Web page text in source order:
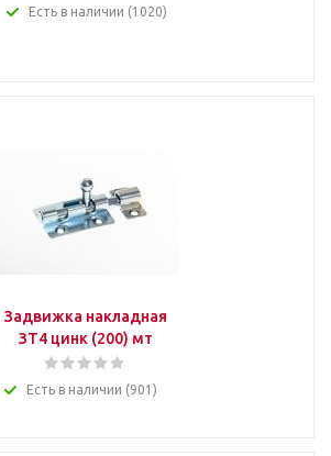
Есть в наличии (1020)
Задвижка накладная
ЗТ4 цинк (200) мт
Есть в наличии (901)